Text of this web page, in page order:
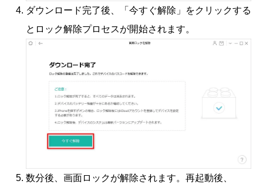
ダウンロード完了後、「今すぐ解除」をクリックする
とロック解除プロセスが開始されます。
数分後、画面ロックが解除されます。再起動後、